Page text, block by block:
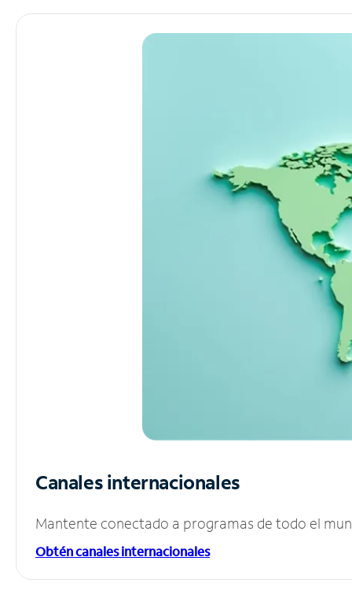
Canales internacionales
Mantente conectado a programas de todo el
Obtén canales internacionales